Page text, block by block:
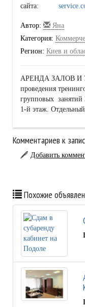
сайта:
Автор: Яна
Категория:
Регион: Киев и
АРЕНДА ЗАЛОВ И
проведения
групповых занятий
1-й этаж.
Комментариев к
Добавить
Похожие